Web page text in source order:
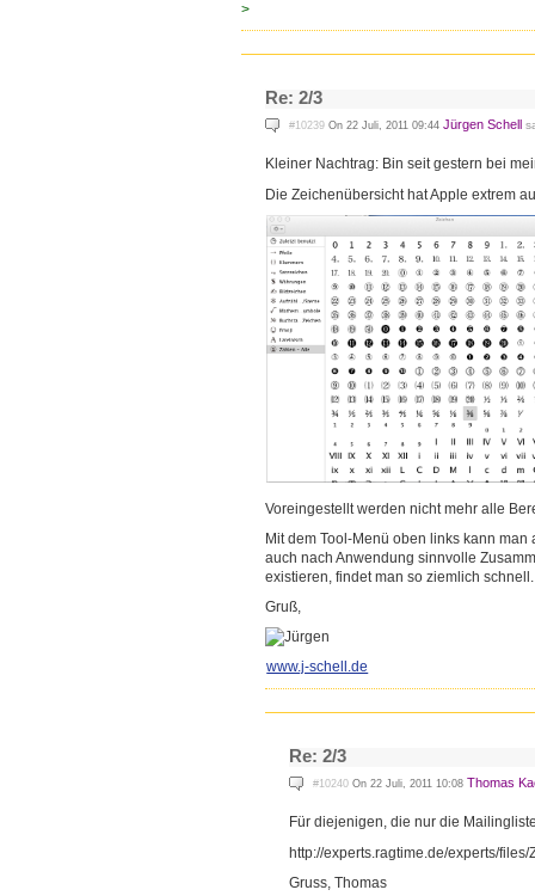
>
Re: 2/3
#10239 On 22 Juli, 2011 09:44 Jürgen Schell
Kleiner Nachtrag: Bin seit gestern bei
Die Zeichenübersicht hat Apple extrem
Voreingestellt werden nicht mehr alle
Mit dem Tool-Menü oben links kann
auch nach Anwendung sinnvolle
existieren, findet man so ziemlich schnell.
Gruß,
www.j-schell.de
Re: 2/3
#10240 On 22 Juli, 2011 10:08 Thomas
Für diejenigen, die nur die
http://experts.ragtime.de/experts/files/
Gruss, Thomas